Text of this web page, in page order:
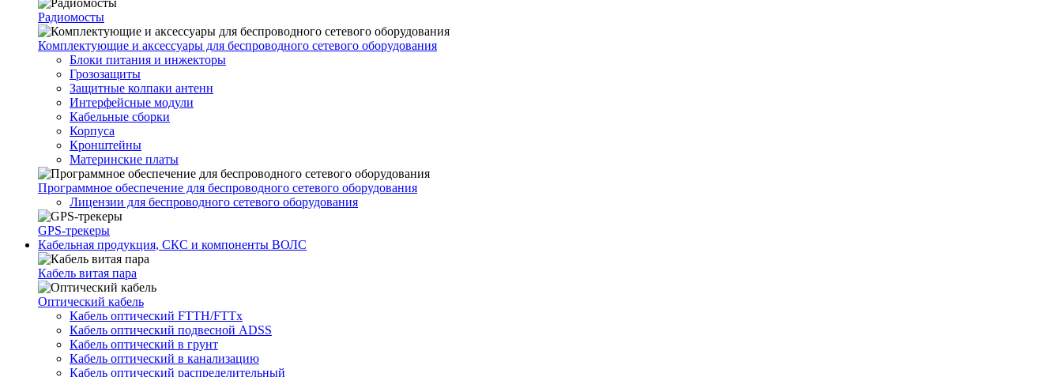
Радиомосты
Комплектующие и аксессуары для беспроводного сетевого оборудования
Блоки питания и инжекторы
Грозозащиты
Защитные колпаки антенн
Интерфейсные модули
Кабельные сборки
Корпуса
Кронштейны
Материнские платы
Программное обеспечение для беспроводного сетевого оборудования
Лицензии для беспроводного сетевого оборудования
GPS-трекеры
Кабельная продукция, СКС и компоненты ВОЛС
Кабель витая пара
Оптический кабель
Кабель оптический FTTH/FTTx
Кабель оптический подвесной ADSS
Кабель оптический в грунт
Кабель оптический в канализацию
Кабель оптический распределительный